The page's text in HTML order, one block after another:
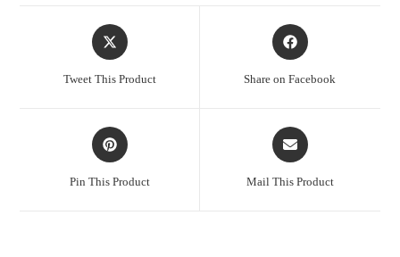
Tweet This Product Share on Facebook
Pin This Product Mail This Product